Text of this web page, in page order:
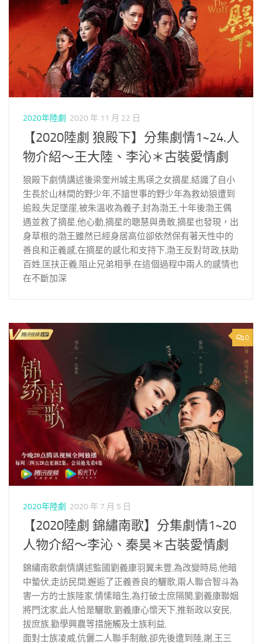
2020年陸劇 2020 年 11 月 22 日
【2020陸劇 狼殿下】分集劇情1~24.人
物介紹～王大陸、李沁＊古裝愛情劇
狼殿下劇情講述後梁奎州城主馬瑛之女摘星,結識了自小
生長於山林間的野少年,不諳世事的野少年為救幼狼遭到
追殺,失足墜崖,被朱溫收為義子,封為渤王,十年後渤王偶
遇並救了摘星,他心動,摘星的聰慧與勇敢,摘星也發現，出
身草根的渤王雖然已經身居高位卻依然保有著天性中的
善良和正義感,在摘星的感化和支持下,渤王反對苛政,扶助
百姓,匡扶正義,阻止兄弟相爭,在這個過程中兩人的感情也
在不斷加深
0
2020年陸劇 2020 年 7 月 5 日
【2020陸劇 錦繡南歌】分集劇情1~20
人物介紹～李沁、秦昊＊古裝愛情劇
錦繡南歌劇情講述監國劉義康羽翼未豐,為改變時局,他暗
中蟄伏,走訪民間,邂逅了正義善良的驪歌,兩人聯合智斗為
害一方的士族陸家,情愫暗生,為打破士庶隔閡,劉義康聯姻
將門沈家,此人恰是驪歌,劉義康心懷天下,推新政以安民,
拔庶族,勸學興農等措施觸及士族利益,
面對士族凌威,伉儷二人聯手制敵,卻先後遭到陸,謝,王三